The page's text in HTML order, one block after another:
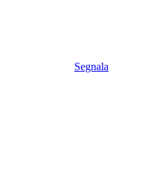
Segnala